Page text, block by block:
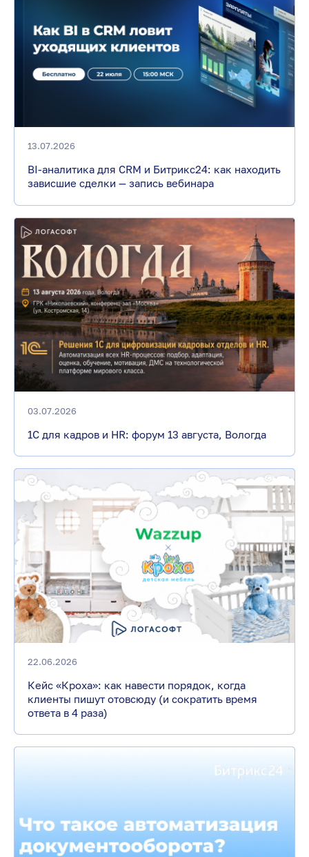
13.07.2026
BI-аналитика для CRM и Битрикс24: как находить
зависшие сделки — запись вебинара
03.07.2026
1С для кадров и HR: форум 13 августа, Вологда
22.06.2026
Кейс «Кроха»: как навести порядок, когда
клиенты пишут отовсюду (и сократить время
ответа в 4 раза)